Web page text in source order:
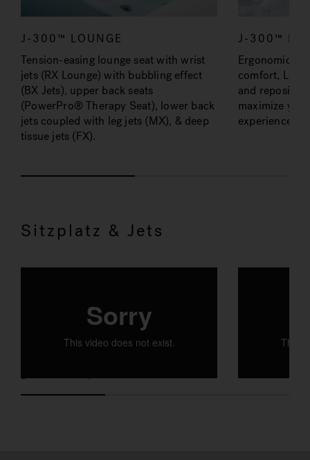
J-300™ LOUNGE
Tension-easing lounge seat with wrist
jets (RX Lounge) with bubbling effect
(BX Jets), upper back seats
(PowerPro® Therapy Seat), lower back
jets coupled with leg jets (MX), & deep
tissue jets (FX).
J-300™
comfort, LED
and
maximize
experience.
Sitzplatz & Jets
schwedischer Art, die den Rücken
knetet, die Durchblutung verbessert
und Beine, Füße, Nacken und
problematic